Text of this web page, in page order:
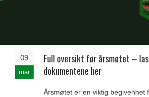
09
mar
Full oversikt før årsmøtet –
dokumentene her
Årsmøtet er en viktig begivenhet